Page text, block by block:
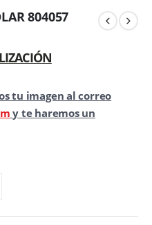
804057
tu imagen al correo
y te haremos un